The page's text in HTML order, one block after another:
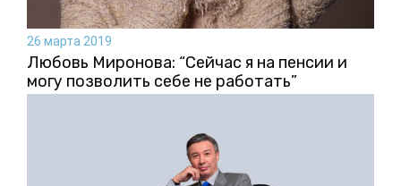
26 марта 2019
Любовь Миронова: “Сейчас я на пенсии и
могу позволить себе не работать”